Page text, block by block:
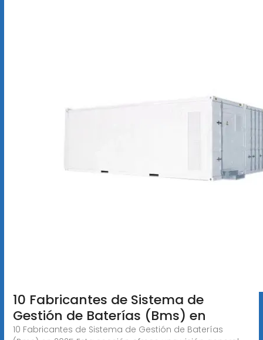
10 Fabricantes de Sistema de
Gestión de Baterías (Bms) en
10 Fabricantes de Sistema de Gestión de Baterías